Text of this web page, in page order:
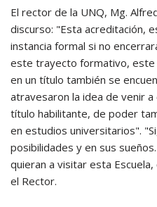
El rector de la UNQ, Mg.
discurso: "Esta acreditación,
instancia formal si no
este trayecto formativo, este
en un título también se
atravesaron la idea de venir
título habilitante, de poder
en estudios universitarios".
posibilidades y en sus
quieran a visitar esta
el Rector.